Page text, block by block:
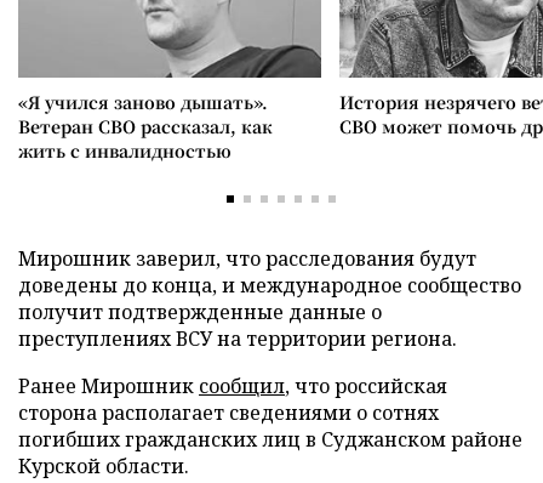
«Я учился заново дышать».
Ветеран СВО рассказал, как
жить с инвалидностью
История незрячего
СВО может помочь
Мирошник заверил, что расследования будут
доведены до конца, и международное сообщество
получит подтвержденные данные о
преступлениях ВСУ на территории региона.
Ранее Мирошник сообщил, что российская
сторона располагает сведениями о сотнях
погибших гражданских лиц в Суджанском районе
Курской области.